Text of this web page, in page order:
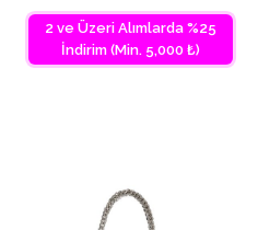
2 ve Üzeri Alımlarda %25
İndirim (Min. 5,000 ₺)